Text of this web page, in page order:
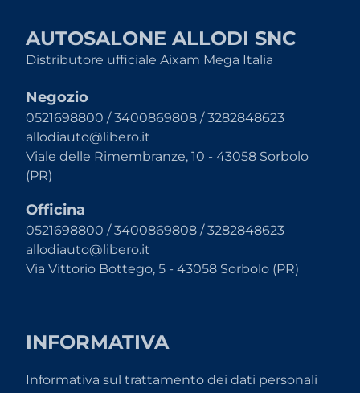
AUTOSALONE ALLODI SNC
Distributore ufficiale Aixam Mega Italia
Negozio
0521698800 / 3400869808 / 3282848623
allodiauto@libero.it
Viale delle Rimembranze, 10 - 43058 Sorbolo
(PR)
Officina
0521698800 / 3400869808 / 3282848623
allodiauto@libero.it
Via Vittorio Bottego, 5 - 43058 Sorbolo (PR)
INFORMATIVA
Informativa sul trattamento dei dati personali